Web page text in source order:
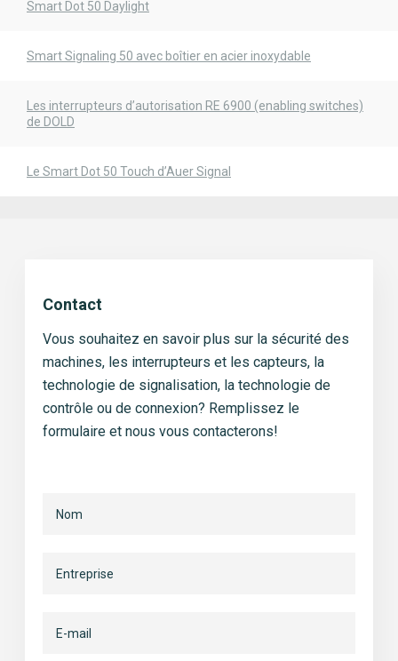
Smart Dot 50 Daylight
Smart Signaling 50 avec boîtier en acier inoxydable
Les interrupteurs d’autorisation RE 6900 (enabling switches)
de DOLD
Le Smart Dot 50 Touch d’Auer Signal
Contact
Vous souhaitez en savoir plus sur la sécurité des
machines, les interrupteurs et les capteurs, la
technologie de signalisation, la technologie de
contrôle ou de connexion? Remplissez le
formulaire et nous vous contacterons!